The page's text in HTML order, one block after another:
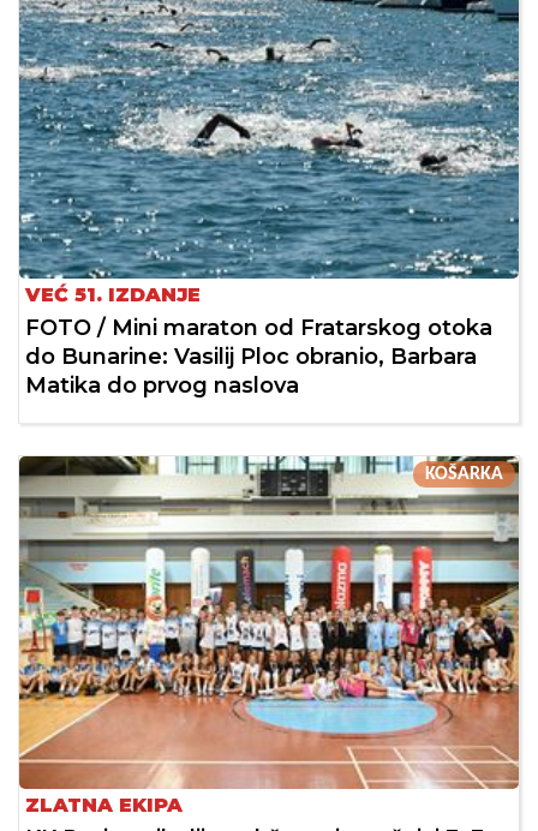
VEĆ 51. IZDANJE
FOTO / Mini maraton od Fratarskog otoka
do Bunarine: Vasilij Ploc obranio, Barbara
Matika do prvog naslova
KOŠARKA
ZLATNA EKIPA